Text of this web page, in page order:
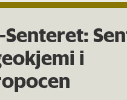
Senteret:
i